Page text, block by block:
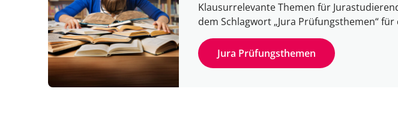
Klausurrelevante Themen für
dem Schlagwort „Jura Prüfungsthemen“
Jura Prüfungsthemen